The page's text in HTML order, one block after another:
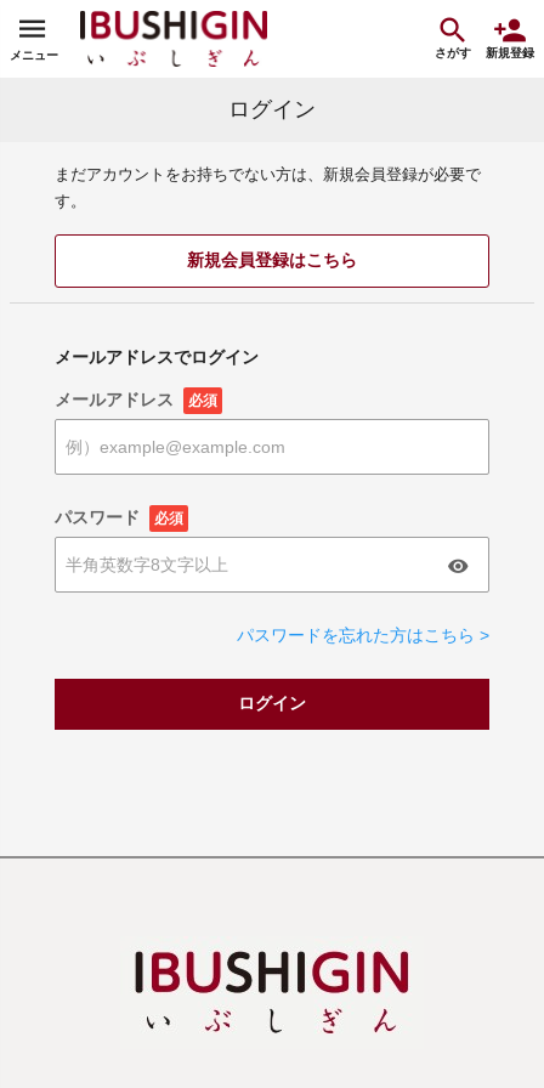
メニュー さがす 新規登録
ログイン
まだアカウントをお持ちでない方は、新規会員登録が必要で
す。
新規会員登録はこちら
メールアドレスでログイン
メールアドレス 必須
パスワード 必須
パスワードを忘れた方はこちら >
ログイン